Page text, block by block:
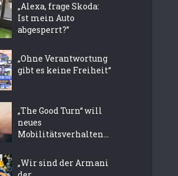
„Alexa, frage Skoda:
Ist mein Auto
abgesperrt?”
„Ohne Verantwortung
gibt es keine Freiheit“
„The Good Turn“ will
neues
Mobilitätsverhalten...
„Wir sind der Armani